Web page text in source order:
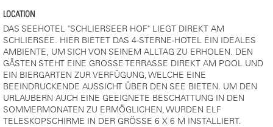
LOCATION
DAS SEEHOTEL "SCHLIERSEER HOF" LIEGT DIREKT AM
SCHLIERSEE. HIER BIETET DAS 4-STERNE-HOTEL EIN IDEALES
AMBIENTE, UM SICH VON SEINEM ALLTAG ZU ERHOLEN. DEN
GÄSTEN STEHT EINE GROSSE TERRASSE DIREKT AM POOL UND
EIN BIERGARTEN ZUR VERFÜGUNG, WELCHE EINE
BEEINDRUCKENDE AUSSICHT ÜBER DEN SEE BIETEN. UM DEN
URLAUBERN AUCH EINE GEEIGNETE BESCHATTUNG IN DEN
SOMMERMONATEN ZU ERMÖGLICHEN, WURDEN ELF
TELESKOPSCHIRME IN DER GRÖSSE 6 X 6 M INSTALLIERT.